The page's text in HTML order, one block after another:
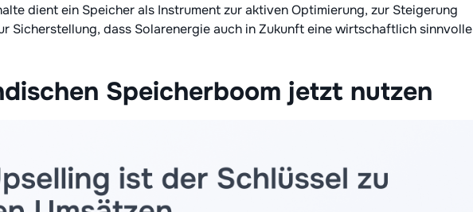
dient ein Speicher als Instrument zur aktiven Optimierung, zur Steigerung
Sicherstellung, dass Solarenergie auch in Zukunft eine wirtschaftlich sinnvolle
Speicherboom jetzt nutzen